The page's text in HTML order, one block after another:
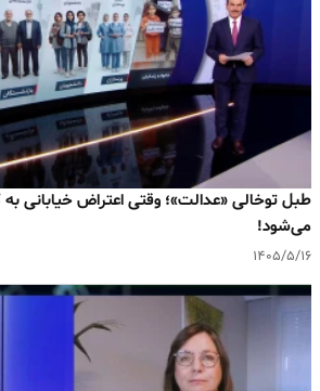
طبل توخالی «عدالت»؛ وقتی اعتراض خیابانی
می‌شود!
۱۴۰۵/۵/۱۶